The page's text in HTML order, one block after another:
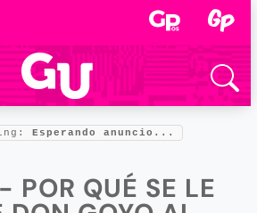
Esperando anuncio...
POR QUÉ SE LE